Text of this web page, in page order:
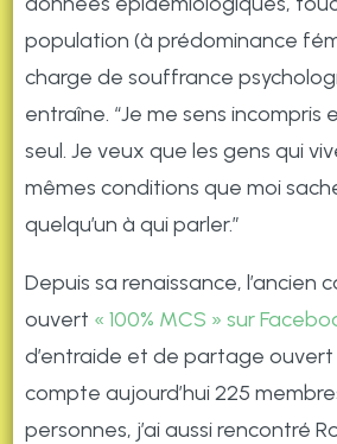
population (à prédominance
charge de souffrance
entraîne. “Je me sens
seul. Je veux que les gens qui
mêmes conditions que moi
quelqu’un à qui parler.”
Depuis sa renaissance, l’ancien
ouvert « 100% MCS » sur
d’entraide et de partage
compte aujourd’hui 225
personnes, j’ai aussi rencontré